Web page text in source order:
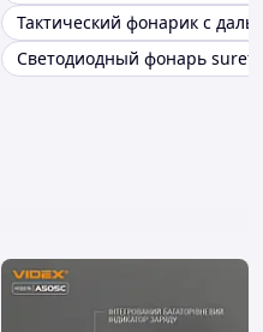
Тактический фонарик с
Светодиодный фонарь